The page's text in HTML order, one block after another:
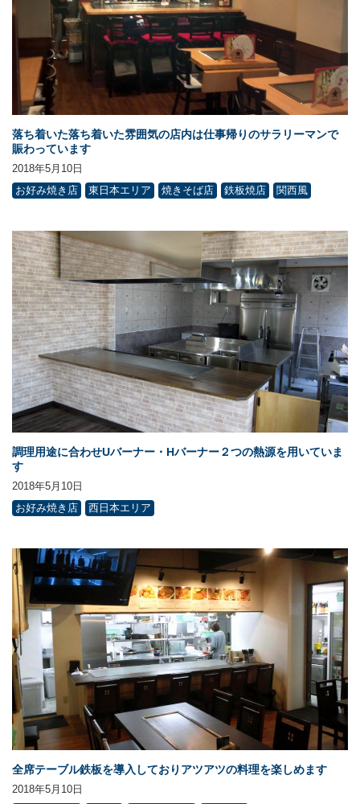
落ち着いた落ち着いた雰囲気の店内は仕事帰りのサラリーマンで
賑わっています
2018年5月10日
お好み焼き店
東日本エリア 焼きそば店 鉄板焼店 関西風
調理用途に合わせUバーナー・Hバーナー２つの熱源を用いていま
す
2018年5月10日
お好み焼き店
西日本エリア
全席テーブル鉄板を導入しておりアツアツの料理を楽しめます
2018年5月10日